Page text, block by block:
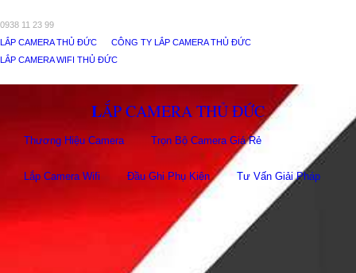
0938 11 23 99
LẮP CAMERA THỦ ĐỨC
CÔNG TY LẮP CAMERA THỦ ĐỨC
LẮP CAMERA WIFI THỦ ĐỨC
LẮP CAMERA THỦ ĐỨC
Thương Hiệu Camera Trọn Bộ Camera Giá Rẻ
Lắp Camera Wifi Đầu Ghi Phụ Kiên Tư Vấn Giải Pháp